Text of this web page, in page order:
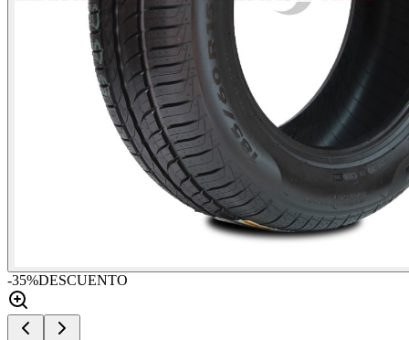
-35%DESCUENTO